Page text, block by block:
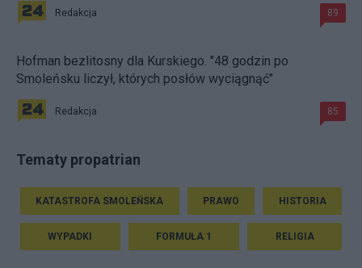
Redakcja 89
Hofman bezlitosny dla Kurskiego. "48 godzin po
Smoleńsku liczył, których posłów wyciągnąć"
Redakcja 85
Tematy propatrian
KATASTROFA SMOLEŃSKA PRAWO HISTORIA
WYPADKI FORMUŁA 1 RELIGIA